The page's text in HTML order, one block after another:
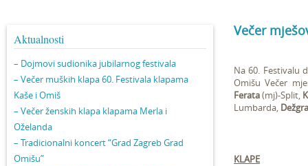
Aktualnosti
– Dojmovi sudionika jubilarnog festivala
– Večer muških klapa 60. Festivala klapama
Kaše i Omiš
– Večer ženskih klapa klapama Merla i
Oželanda
– Tradicionalni koncert “Grad Zagreb Grad
Omišu”
Večer
Na 60. Festivalu
Omišu Večer
Ferata(mj)-Split,
Lumbarda,
KLAPE